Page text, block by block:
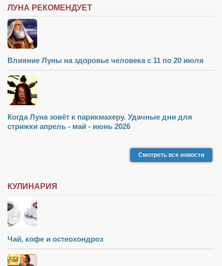
ЛУНА РЕКОМЕНДУЕТ
Влияние Луны на здоровье человека с 11 по 20 июля
Когда Луна зовёт к парикмахеру. Удачные дни для
стрижки апрель - май - июнь 2026
Смотреть все новости
КУЛИНАРИЯ
Чай, кофе и остеохондроз